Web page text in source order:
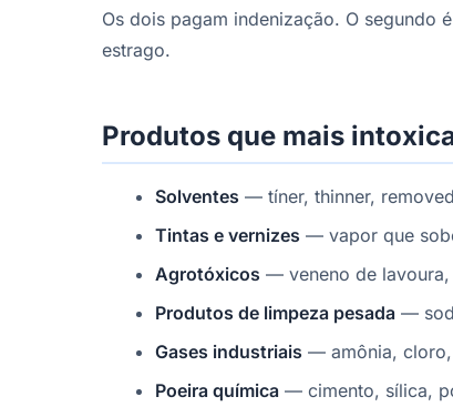
Os dois pagam indenização. O segundo
estrago.
Produtos que mais
Solventes — tíner, thinner,
Tintas e vernizes — vapor que
Agrotóxicos — veneno de
Produtos de limpeza pesada —
Gases industriais — amônia,
Poeira química — cimento, sílica,